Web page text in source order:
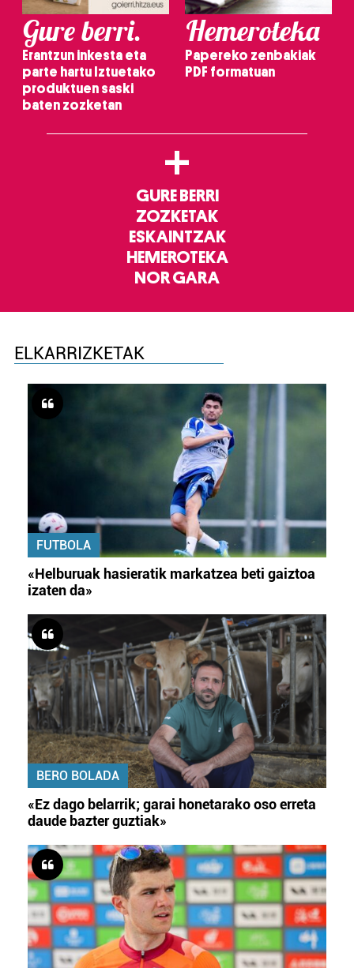
Gure berri.
Erantzun inkesta eta
parte hartu Iztuetako
produktuen saski
baten zozketan
Hemeroteka
Papereko zenbakiak
PDF formatuan
+
GURE BERRI
ZOZKETAK
ESKAINTZAK
HEMEROTEKA
NOR GARA
ELKARRIZKETAK
FUTBOLA
«Helburuak hasieratik markatzea beti gaiztoa
izaten da»
BERO BOLADA
«Ez dago belarrik; garai honetarako oso erreta
daude bazter guztiak»